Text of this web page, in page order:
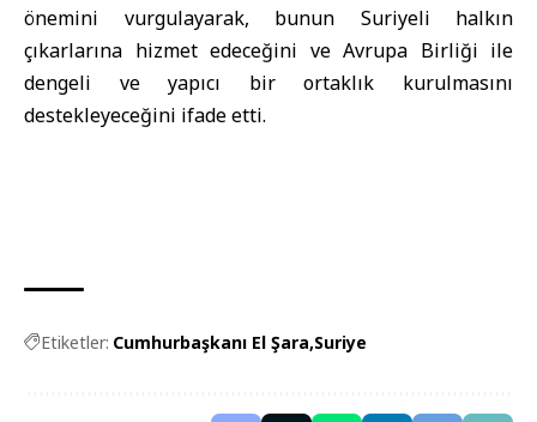
önemini vurgulayarak, bunun Suriyeli halkın
çıkarlarına hizmet edeceğini ve Avrupa Birliği ile
dengeli ve yapıcı bir ortaklık kurulmasını
destekleyeceğini ifade etti.
Etiketler: Cumhurbaşkanı El Şara Suriye